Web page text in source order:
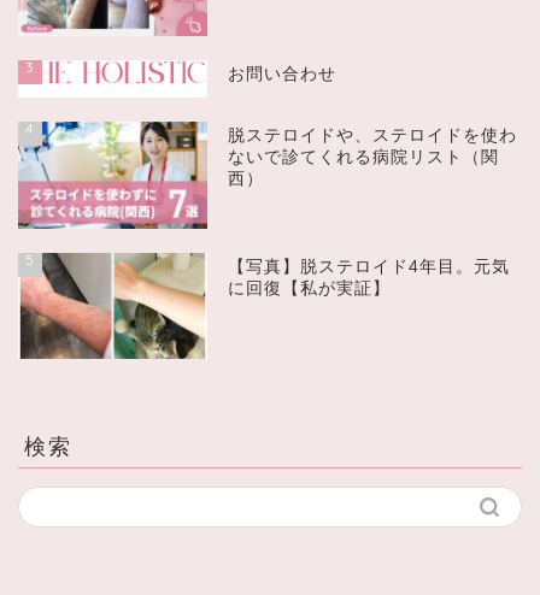
3 お問い合わせ
4
脱ステロイドや、ステロイドを使わ
ないで診てくれる病院リスト（関
西）
5
【写真】脱ステロイド4年目。元気
に回復【私が実証】
検索